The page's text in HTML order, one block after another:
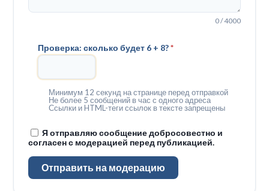
0 / 4000
Проверка: сколько будет 6 + 8?*
Минимум 12 секунд на странице перед отправкой
Не более 5 сообщений в час с одного адреса
Ссылки и HTML-теги ссылок в тексте запрещены
Я отправляю сообщение добросовестно и
согласен с модерацией перед публикацией.
Отправить на модерацию